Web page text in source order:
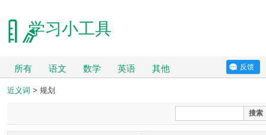
学习小工具
所有 语文 数学 英语 其他 反馈
近义词 > 规划
搜索